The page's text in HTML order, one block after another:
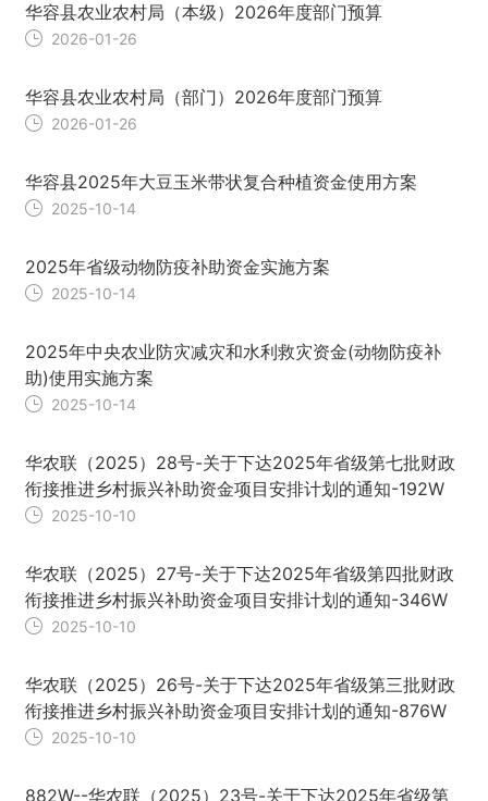
华容县农业农村局（本级）2026年度部门预算
2026-01-26
华容县农业农村局（部门）2026年度部门预算
2026-01-26
华容县2025年大豆玉米带状复合种植资金使用方案
2025-10-14
2025年省级动物防疫补助资金实施方案
2025-10-14
2025年中央农业防灾减灾和水利救灾资金(动物防疫补
助)使用实施方案
2025-10-14
华农联（2025）28号-关于下达2025年省级第七批财政
衔接推进乡村振兴补助资金项目安排计划的通知-192W
2025-10-10
华农联（2025）27号-关于下达2025年省级第四批财政
衔接推进乡村振兴补助资金项目安排计划的通知-346W
2025-10-10
华农联（2025）26号-关于下达2025年省级第三批财政
衔接推进乡村振兴补助资金项目安排计划的通知-876W
2025-10-10
882W--华农联（2025）23号-关于下达2025年省级第